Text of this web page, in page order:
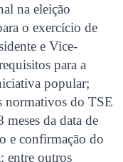
na eleição
o exercício de
e Vice-
para a
popular;
normativos do TSE
meses da data de
e confirmação do
entre outros